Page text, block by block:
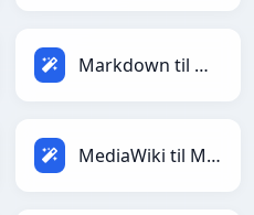
Markdown til Magic
MediaWiki til Magic